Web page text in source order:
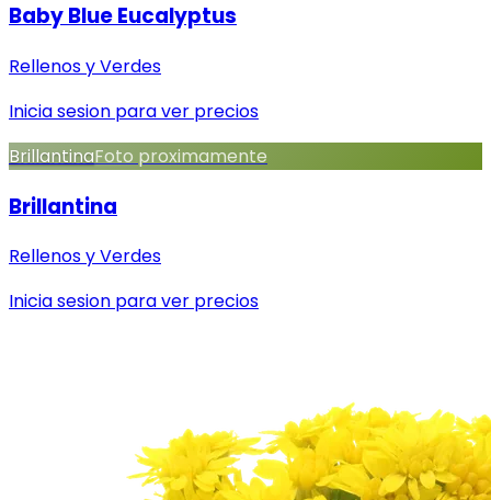
Baby Blue Eucalyptus
Rellenos y Verdes
Inicia sesion para ver precios
BrillantinaFoto proximamente
Brillantina
Rellenos y Verdes
Inicia sesion para ver precios